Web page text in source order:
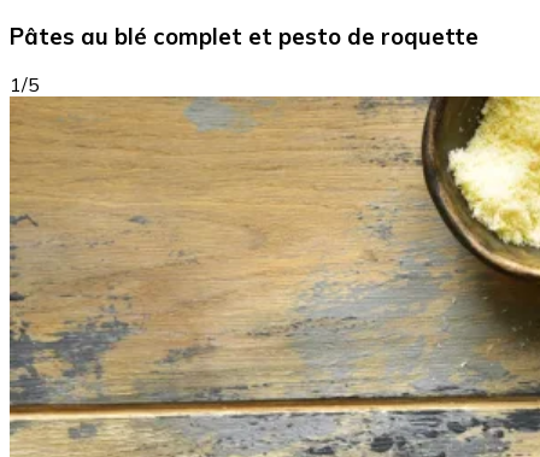
Pâtes au blé complet et pesto de roquette
1/5